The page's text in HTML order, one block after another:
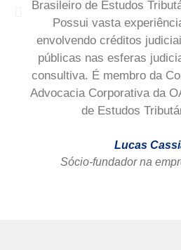
Brasileiro de Estudos
Possui vasta
envolvendo créditos
públicas nas esferas
consultiva. É membro da
Advocacia Corporativa da
de Estudos
Lucas
Sócio-fundador na